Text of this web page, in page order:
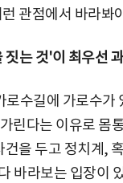
관점에서 바라봐
는 것'이 최우선
로수길에 가로수가
린다는 이유로 몸
건을 두고 정치계,
바라보는 입장이